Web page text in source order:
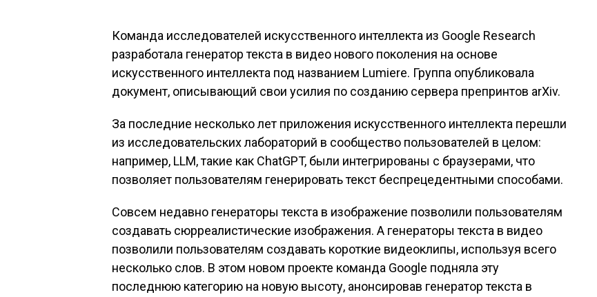
Команда исследователей искусственного интеллекта из Google Research
разработала генератор текста в видео нового поколения на основе
искусственного интеллекта под названием Lumiere. Группа опубликовала
документ, описывающий свои усилия по созданию сервера препринтов arXiv.
За последние несколько лет приложения искусственного интеллекта перешли
из исследовательских лабораторий в сообщество пользователей в целом:
например, LLM, такие как ChatGPT, были интегрированы с браузерами, что
позволяет пользователям генерировать текст беспрецедентными способами.
Совсем недавно генераторы текста в изображение позволили пользователям
создавать сюрреалистические изображения. А генераторы текста в видео
позволили пользователям создавать короткие видеоклипы, используя всего
несколько слов. В этом новом проекте команда Google подняла эту
последнюю категорию на новую высоту, анонсировав генератор текста в